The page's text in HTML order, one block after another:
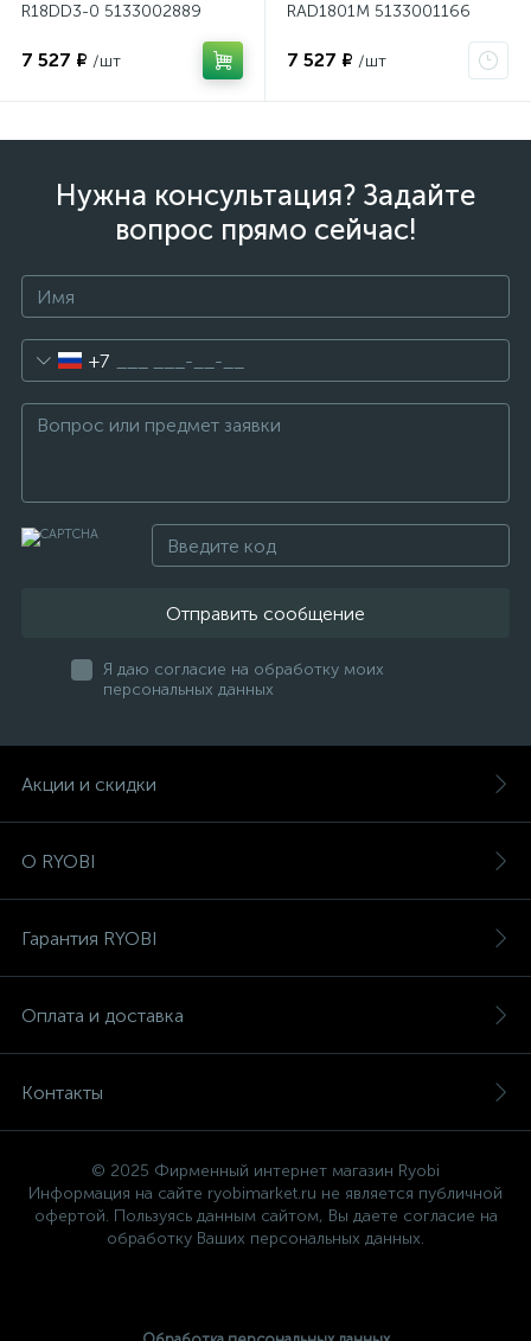
R18DD3-0 5133002889
7 527 ₽ /шт
RAD1801M 5133001166
7 527 ₽ /шт
Нужна консультация? Задайте
вопрос прямо сейчас!
+7
Отправить сообщение
Я даю согласие на обработку моих
персональных данных
Акции и скидки
О RYOBI
Гарантия RYOBI
Оплата и доставка
Контакты
© 2025 Фирменный интернет магазин Ryobi
Информация на сайте ryobimarket.ru не является публичной
офертой. Пользуясь данным сайтом, Вы даете согласие на
обработку Ваших персональных данных.